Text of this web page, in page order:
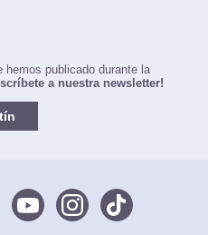
publicado durante la